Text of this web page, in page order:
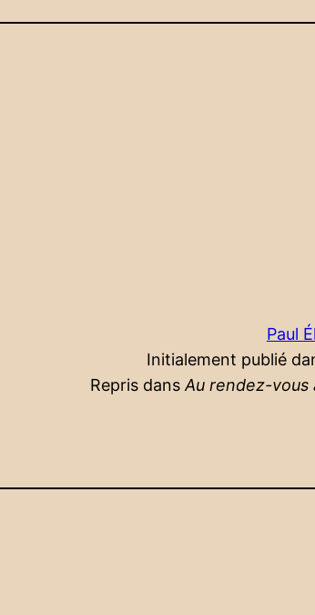
Paul
Initialement publié
Repris dans Au rendez-vous